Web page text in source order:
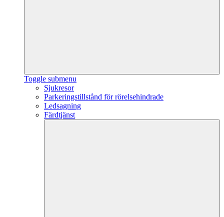
Toggle submenu
Sjukresor
Parkeringstillstånd för rörelsehindrade
Ledsagning
Färdtjänst